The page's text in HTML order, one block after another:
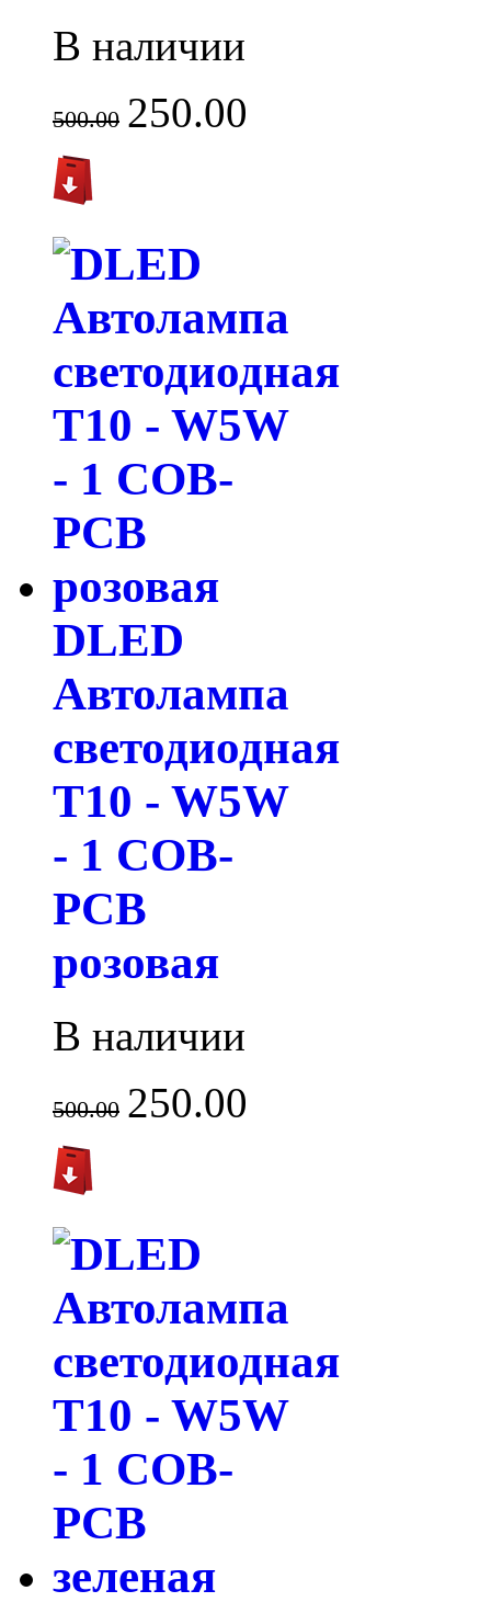
В наличии
500.00 250.00
DLED
Автолампа
светодиодная
T10 - W5W
- 1 COB-
PCB
розовая
В наличии
500.00 250.00